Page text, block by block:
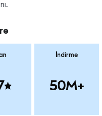
İndirme
50M+